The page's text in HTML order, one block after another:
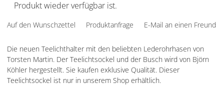
Produkt wieder verfügbar ist.
Auf den Wunschzettel Produktanfrage E-Mail an einen Freund
Die neuen Teelichthalter mit den beliebten Lederohrhasen von
Torsten Martin. Der Teelichtsockel und der Busch wird von Björn
Köhler hergestellt. Sie kaufen exklusive Qualität. Dieser
Teelichtsockel ist nur in unserem Shop erhältlich.